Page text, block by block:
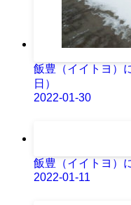
飯豊（イイトヨ）
日）
2022-01-30
飯豊（イイトヨ）
2022-01-11